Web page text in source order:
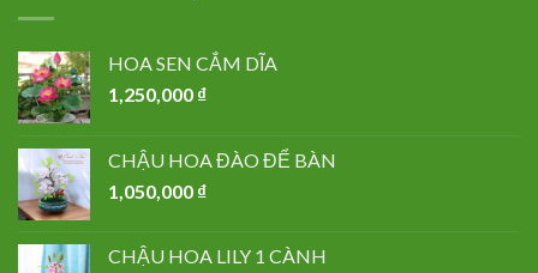
HOA SEN CẮM DĨA
1,250,000 ₫
CHẬU HOA ĐÀO ĐỂ BÀN
1,050,000 ₫
CHẬU HOA LILY 1 CÀNH